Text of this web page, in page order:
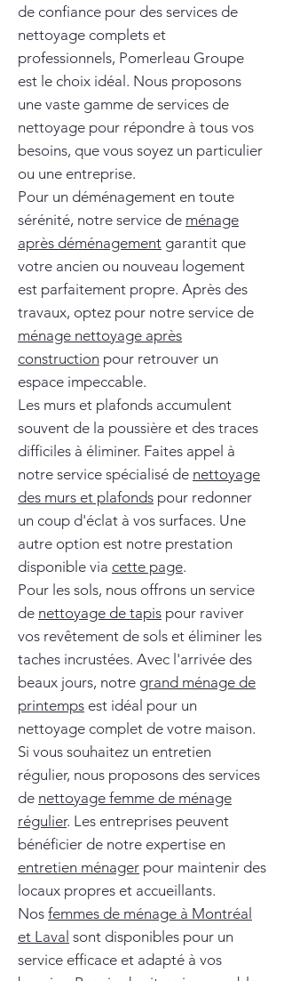
de confiance pour des services de
nettoyage complets et
professionnels, Pomerleau Groupe
est le choix idéal. Nous proposons
une vaste gamme de services de
nettoyage pour répondre à tous vos
besoins, que vous soyez un particulier
ou une entreprise.
Pour un déménagement en toute
sérénité, notre service de ménage
après déménagement garantit que
votre ancien ou nouveau logement
est parfaitement propre. Après des
travaux, optez pour notre service de
ménage nettoyage après
construction pour retrouver un
espace impeccable.
Les murs et plafonds accumulent
souvent de la poussière et des traces
difficiles à éliminer. Faites appel à
notre service spécialisé de nettoyage
des murs et plafonds pour redonner
un coup d'éclat à vos surfaces. Une
autre option est notre prestation
disponible via cette page.
Pour les sols, nous offrons un service
de nettoyage de tapis pour raviver
vos revêtement de sols et éliminer les
taches incrustées. Avec l'arrivée des
beaux jours, notre grand ménage de
printemps est idéal pour un
nettoyage complet de votre maison.
Si vous souhaitez un entretien
régulier, nous proposons des services
de nettoyage femme de ménage
régulier. Les entreprises peuvent
bénéficier de notre expertise en
entretien ménager pour maintenir des
locaux propres et accueillants.
Nos femmes de ménage à Montréal
et Laval sont disponibles pour un
service efficace et adapté à vos